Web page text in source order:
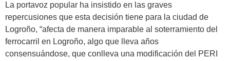
La portavoz popular ha insistido en las graves
repercusiones que esta decisión tiene para la ciudad de
Logroño, “afecta de manera imparable al soterramiento del
ferrocarril en Logroño, algo que lleva años
consensuándose, que conlleva una modificación del PERI